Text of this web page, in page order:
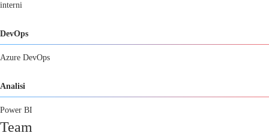
interni
DevOps
Azure DevOps
Analisi
Power BI
Team